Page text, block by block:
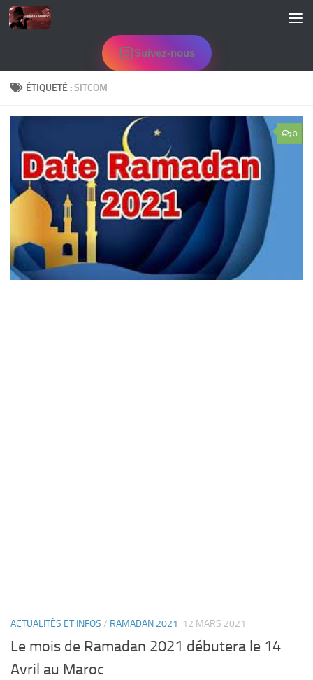
Skip to content
Suivez-nous
ÉTIQUETÉ :SITCOM
0
ACTUALITÉS ET INFOS / RAMADAN 2021 12 MARS 2021
Le mois de Ramadan 2021 débutera le 14
Avril au Maroc